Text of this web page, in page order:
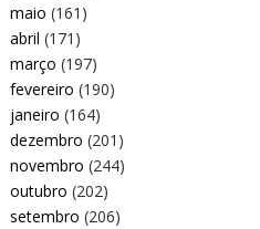
maio (161)
abril (171)
março (197)
fevereiro (190)
janeiro (164)
dezembro (201)
novembro (244)
outubro (202)
setembro (206)